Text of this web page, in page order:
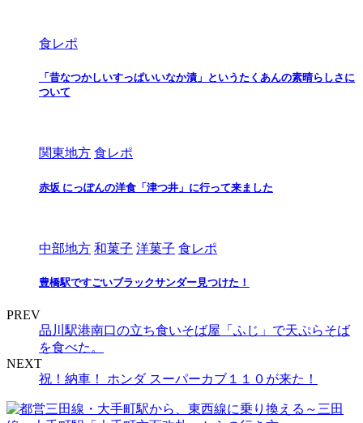
食レポ
「昔なつかしいすっぱいいなか漬」というたくあんの素晴らしさに
ついて
関東地方 食レポ
⾚坂 にっぽんの洋⾷「津つ井」に⾏って来ました
中部地方 和菓子 洋菓子 食レポ
豊橋駅ですごいブラックサンダー見つけた！
PREV
品川駅港南口の立ち食いそば屋「ふじ」で天ぷらそば
を食べた。
NEXT
祝！納車！ ホンダ スーパーカブ１１０が来た！